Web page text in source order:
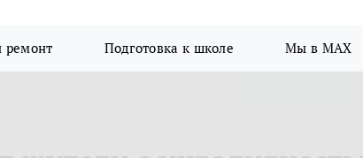
ремонт Подготовка к школе Мы в MAX